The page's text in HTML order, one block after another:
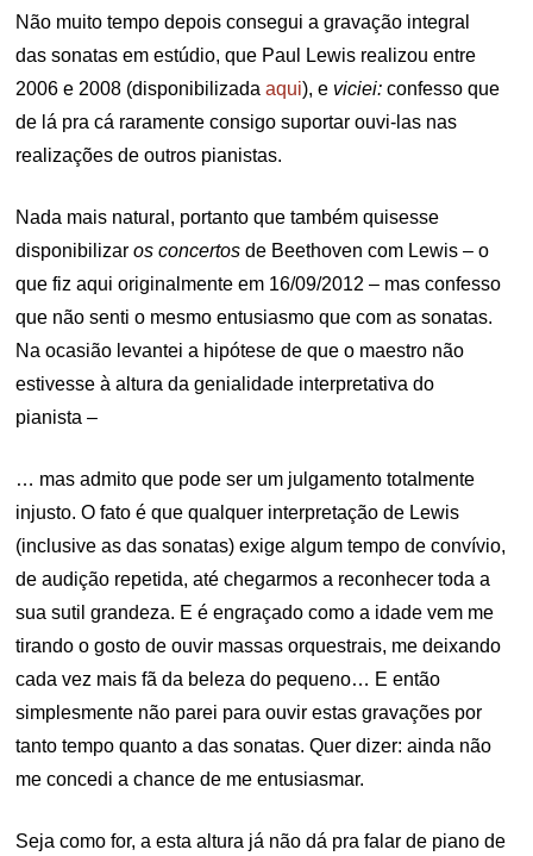
Não muito tempo depois consegui a gravação integral
das sonatas em estúdio, que Paul Lewis realizou entre
2006 e 2008 (disponibilizadaaqui), e viciei: confesso que
de lá pra cá raramente consigo suportar ouvi-las nas
realizações de outros pianistas.
Nada mais natural, portanto que também quisesse
disponibilizaros concertos de Beethoven com Lewis – o
que fiz aqui originalmente em 16/09/2012 – mas confesso
que não senti o mesmo entusiasmo que com as sonatas.
Na ocasião levantei a hipótese de que o maestro não
estivesse à altura da genialidade interpretativa do
pianista –
… mas admito que pode ser um julgamento totalmente
injusto. O fato é que qualquer interpretação de Lewis
(inclusive as das sonatas) exige algum tempo de convívio,
de audição repetida, até chegarmos a reconhecer toda a
sua sutil grandeza. E é engraçado como a idade vem me
tirando o gosto de ouvir massas orquestrais, me deixando
cada vez mais fã da beleza do pequeno… E então
simplesmente não parei para ouvir estas gravações por
tanto tempo quanto a das sonatas. Quer dizer: ainda não
me concedi a chance de me entusiasmar.
Seja como for, a esta altura já não dá pra falar de piano de